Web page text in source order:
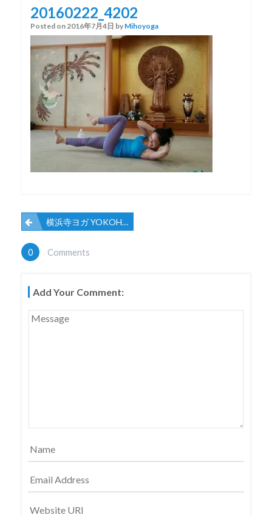
20160222_4202
Posted on 2016年7月4日 by Mihoyoga
投
ナ
ー
シ
横浜寺ヨガ YOKOHAMA
0 Comments
Add Your Comment: